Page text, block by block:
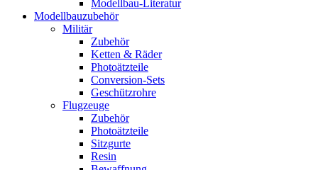
Modellbau-Literatur
Modellbauzubehör
Militär
Zubehör
Ketten & Räder
Photoätzteile
Conversion-Sets
Geschützrohre
Flugzeuge
Zubehör
Photoätzteile
Sitzgurte
Resin